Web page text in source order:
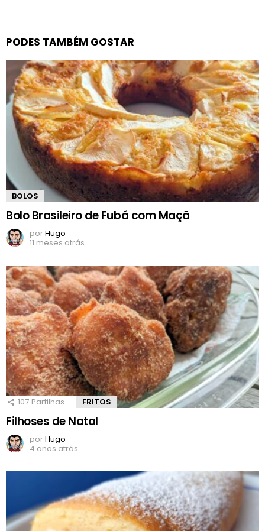
PODES TAMBÉM GOSTAR
BOLOS
Bolo Brasileiro de Fubá com Maçã
porHugo
11 meses atrás
107 Partilhas FRITOS
Filhoses de Natal
porHugo
4 anos atrás